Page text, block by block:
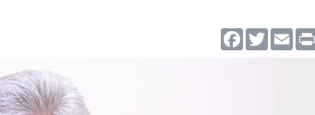
FacebookTwitter Email